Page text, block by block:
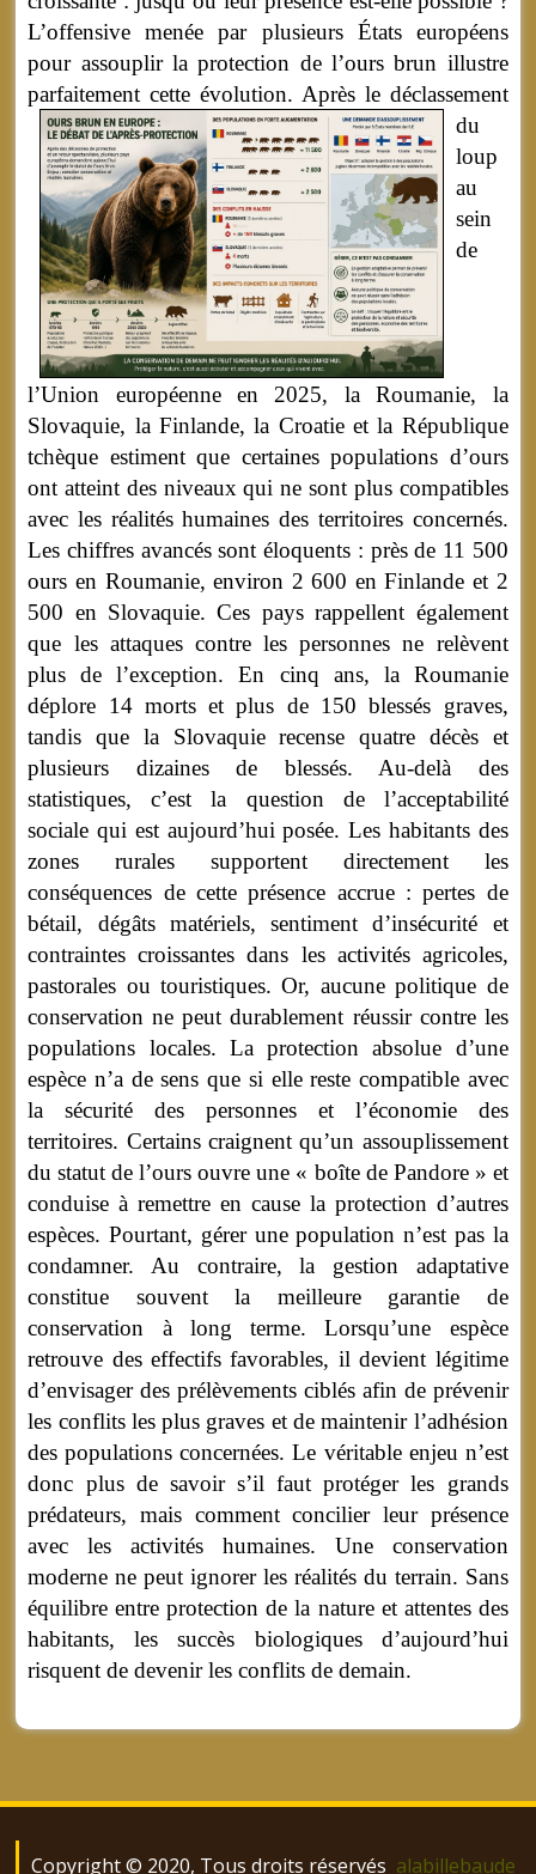
L’offensive menée par plusieurs États européens
pour assouplir la protection de l’ours brun illustre
parfaitement cette évolution.Après le déclassement
du
loup
au
sein
de
l’Union européenne en 2025, la Roumanie, la
Slovaquie, la Finlande, la Croatie et la République
tchèque estiment que certaines populations d’ours
ont atteint des niveaux qui ne sont plus compatibles
avec les réalités humaines des territoires concernés.
Les chiffres avancés sont éloquents : près de 11 500
ours en Roumanie, environ 2 600 en Finlande et 2
500 en Slovaquie. Ces pays rappellent également
que les attaques contre les personnes ne relèvent
plus de l’exception. En cinq ans, la Roumanie
déplore 14 morts et plus de 150 blessés graves,
tandis que la Slovaquie recense quatre décès et
plusieurs dizaines de blessés. Au-delà des
statistiques, c’est la question de l’acceptabilité
sociale qui est aujourd’hui posée. Les habitants des
zones rurales supportent directement les
conséquences de cette présence accrue : pertes de
bétail, dégâts matériels, sentiment d’insécurité et
contraintes croissantes dans les activités agricoles,
pastorales ou touristiques. Or, aucune politique de
conservation ne peut durablement réussir contre les
populations locales. La protection absolue d’une
espèce n’a de sens que si elle reste compatible avec
la sécurité des personnes et l’économie des
territoires. Certains craignent qu’un assouplissement
du statut de l’ours ouvre une « boîte de Pandore » et
conduise à remettre en cause la protection d’autres
espèces. Pourtant, gérer une population n’est pas la
condamner. Au contraire, la gestion adaptative
constitue souvent la meilleure garantie de
conservation à long terme. Lorsqu’une espèce
retrouve des effectifs favorables, il devient légitime
d’envisager des prélèvements ciblés afin de prévenir
les conflits les plus graves et de maintenir l’adhésion
des populations concernées. Le véritable enjeu n’est
donc plus de savoir s’il faut protéger les grands
prédateurs, mais comment concilier leur présence
avec les activités humaines. Une conservation
moderne ne peut ignorer les réalités du terrain. Sans
équilibre entre protection de la nature et attentes des
habitants, les succès biologiques d’aujourd’hui
risquent de devenir les conflits de demain.
Copyright © 2020, Tous droits réservés alabillebaude